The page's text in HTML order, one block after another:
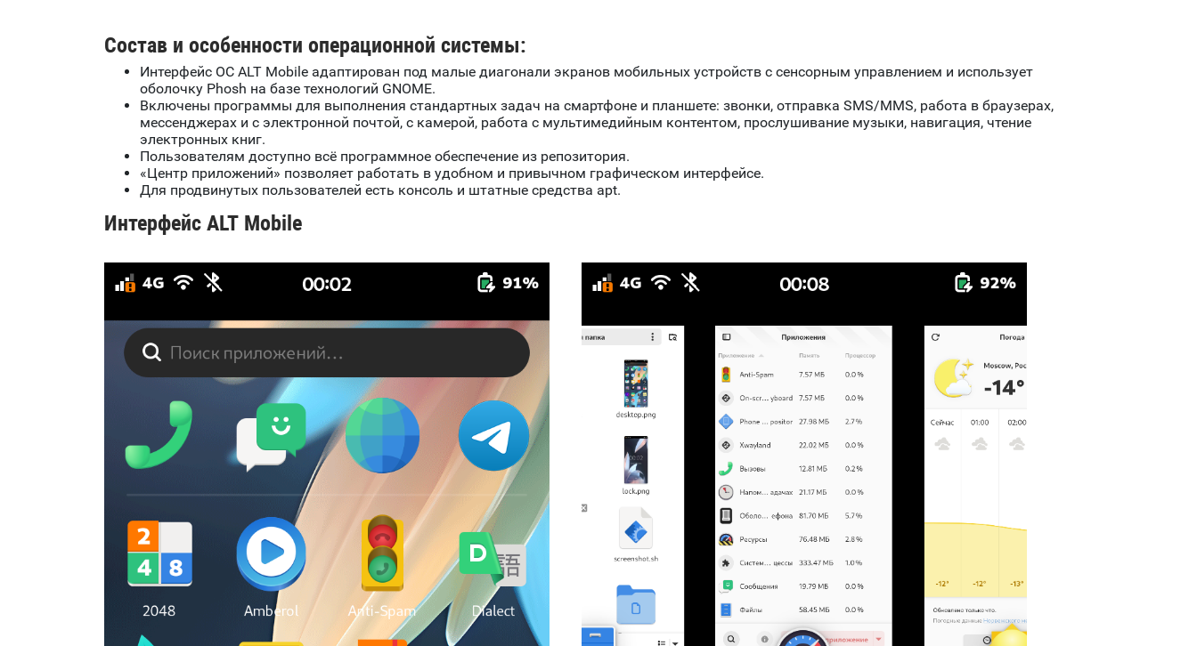
Состав и особенности операционной системы:
Интерфейс ОС ALT Mobile адаптирован под малые диагонали экранов мобильных устройств с сенсорным управлением и использует
оболочку Phosh на базе технологий GNOME.
Включены программы для выполнения стандартных задач на смартфоне и планшете: звонки, отправка SMS/MMS, работа в браузерах,
мессенджерах и с электронной почтой, с камерой, работа с мультимедийным контентом, прослушивание музыки, навигация, чтение
электронных книг.
Пользователям доступно всё программное обеспечение из репозитория.
«Центр приложений» позволяет работать в удобном и привычном графическом интерфейсе.
Для продвинутых пользователей есть консоль и штатные средства apt.
Интерфейс ALT Mobile